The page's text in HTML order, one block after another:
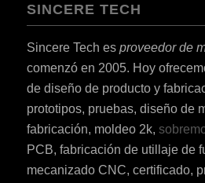
SINCERE TECH
Sincere Tech es proveedor de
comenzó en 2005. Hoy
de diseño de producto y
prototipos, pruebas, diseño de
fabricación, moldeo 2k,
PCB, fabricación de utillaje de
mecanizado CNC, certificado,